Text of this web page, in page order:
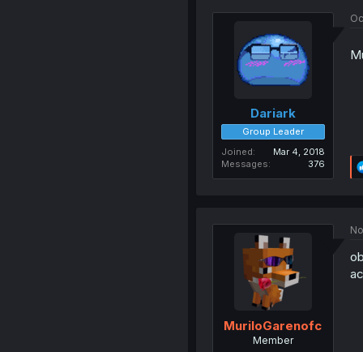
Dariark
Group Leader
Joined
Mar 4, 2018
Messages
376
MuriloGarenofc
Member